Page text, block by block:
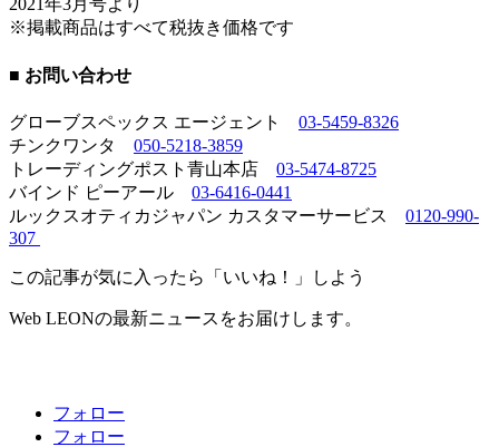
2021年3月号より
※掲載商品はすべて税抜き価格です
■ お問い合わせ
グローブスペックス エージェント 03-5459-8326
チンクワンタ 050-5218-3859
トレーディングポスト青山本店 03-5474-8725
バインド ピーアール 03-6416-0441
ルックスオティカジャパン カスタマーサービス 0120-990-
307
この記事が気に入ったら「いいね！」しよう
Web LEONの最新ニュースをお届けします。
フォロー
フォロー